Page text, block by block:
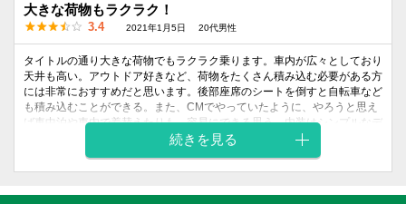
外装
デザイン
内装
デザイン
乗り心地
大きな荷物もラクラク！
3.4 2021年1月5日 20代男性
タイトルの通り大きな荷物でもラクラク乗ります。車内が広々としており
天井も高い。アウトドア好きなど、荷物をたくさん積み込む必要がある方
には非常におすすめだと思います。後部座席のシートを倒すと自転車など
も積み込むことができる。また、CMでやっていたように、やろうと思え
ば車中泊や車内で着替えたりも、容易にできる思う。内装はシンプルなデ
ザイン。車高が高く窓も大きいため、運転席からの見晴らしも良く、運転
しやすい車と思います。
乗り心地 燃費 価格
続きを見る